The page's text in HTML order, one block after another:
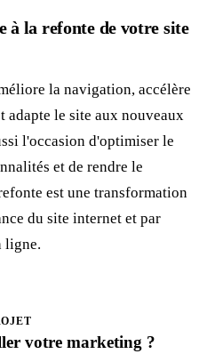
à la refonte de votre site
la navigation, accélère
adapte le site aux nouveaux
l'occasion d'optimiser le
et de rendre le
est une transformation
du site internet et par
ligne.
votre marketing ?